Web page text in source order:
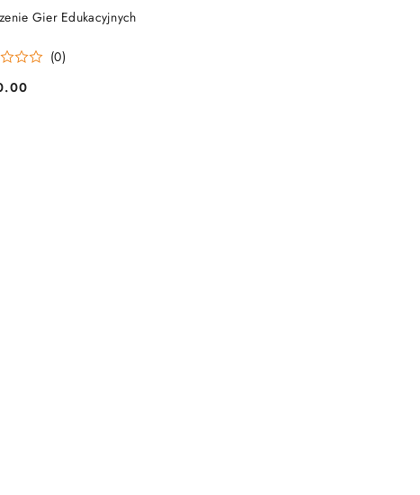
Gier Edukacyjnych
(0)
DO KOSZYKA